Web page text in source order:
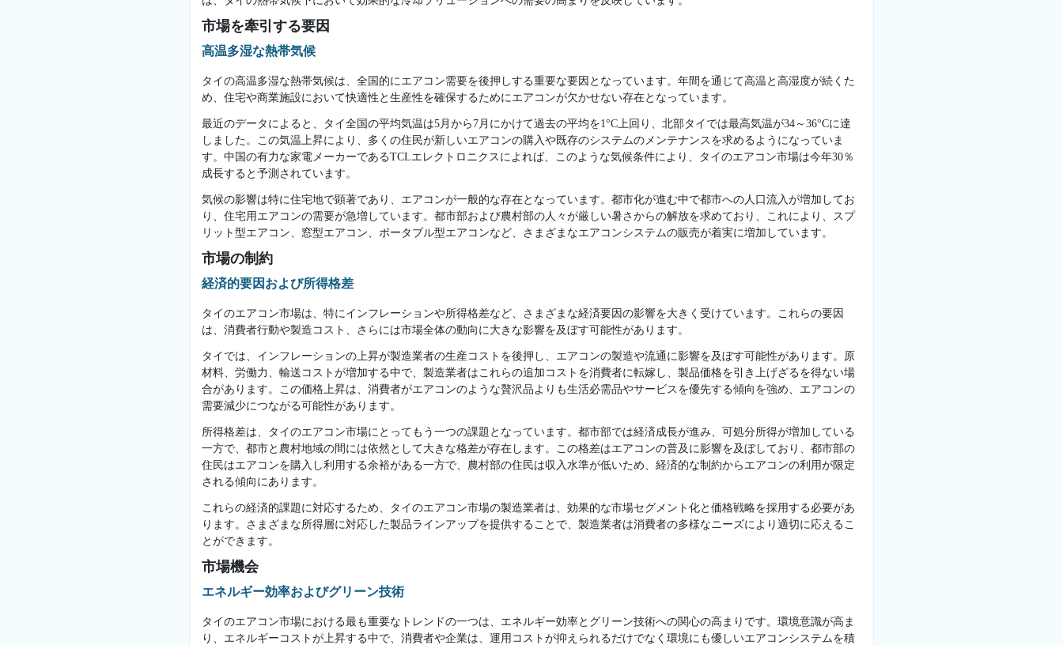
市場を牽引する要因
高温多湿な熱帯気候
タイの高温多湿な熱帯気候は、全国的にエアコン需要を後押しする重要な要因となっています。年間を通じて高温と高湿度が続くた
め、住宅や商業施設において快適性と生産性を確保するためにエアコンが欠かせない存在となっています。
最近のデータによると、タイ全国の平均気温は5月から7月にかけて過去の平均を1°C上回り、北部タイでは最高気温が34～36°Cに達
しました。この気温上昇により、多くの住民が新しいエアコンの購入や既存のシステムのメンテナンスを求めるようになっていま
す。中国の有力な家電メーカーであるTCLエレクトロニクスによれば、このような気候条件により、タイのエアコン市場は今年30％
成長すると予測されています。
気候の影響は特に住宅地で顕著であり、エアコンが一般的な存在となっています。都市化が進む中で都市への人口流入が増加してお
り、住宅用エアコンの需要が急増しています。都市部および農村部の人々が厳しい暑さからの解放を求めており、これにより、スプ
リット型エアコン、窓型エアコン、ポータブル型エアコンなど、さまざまなエアコンシステムの販売が着実に増加しています。
市場の制約
経済的要因および所得格差
タイのエアコン市場は、特にインフレーションや所得格差など、さまざまな経済要因の影響を大きく受けています。これらの要因
は、消費者行動や製造コスト、さらには市場全体の動向に大きな影響を及ぼす可能性があります。
タイでは、インフレーションの上昇が製造業者の生産コストを後押し、エアコンの製造や流通に影響を及ぼす可能性があります。原
材料、労働力、輸送コストが増加する中で、製造業者はこれらの追加コストを消費者に転嫁し、製品価格を引き上げざるを得ない場
合があります。この価格上昇は、消費者がエアコンのような贅沢品よりも生活必需品やサービスを優先する傾向を強め、エアコンの
需要減少につながる可能性があります。
所得格差は、タイのエアコン市場にとってもう一つの課題となっています。都市部では経済成長が進み、可処分所得が増加している
一方で、都市と農村地域の間には依然として大きな格差が存在します。この格差はエアコンの普及に影響を及ぼしており、都市部の
住民はエアコンを購入し利用する余裕がある一方で、農村部の住民は収入水準が低いため、経済的な制約からエアコンの利用が限定
される傾向にあります。
これらの経済的課題に対応するため、タイのエアコン市場の製造業者は、効果的な市場セグメント化と価格戦略を採用する必要があ
ります。さまざまな所得層に対応した製品ラインアップを提供することで、製造業者は消費者の多様なニーズにより適切に応えるこ
とができます。
市場機会
エネルギー効率およびグリーン技術
タイのエアコン市場における最も重要なトレンドの一つは、エネルギー効率とグリーン技術への関心の高まりです。環境意識が高ま
り、エネルギーコストが上昇する中で、消費者や企業は、運用コストが抑えられるだけでなく環境にも優しいエアコンシステムを積